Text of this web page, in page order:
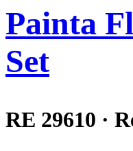
Painta
Set
RE 29610 ·